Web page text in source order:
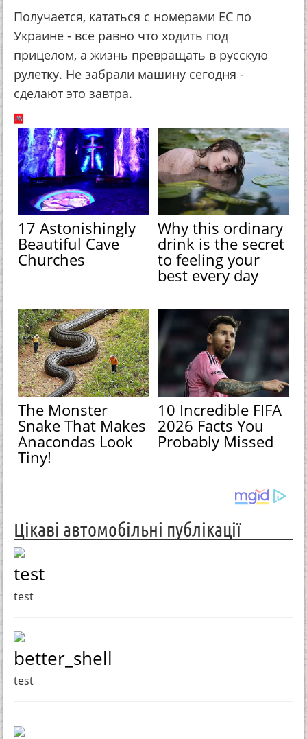
Получается, кататься с номерами ЕС по
Украине - все равно что ходить под
прицелом, а жизнь превращать в русскую
рулетку. Не забрали машину сегодня -
сделают это завтра.
17 Astonishingly
Beautiful Cave
Churches
Why this ordinary
drink is the secret
to feeling your
best every day
The Monster
Snake That Makes
Anacondas Look
Tiny!
10 Incredible FIFA
2026 Facts You
Probably Missed
Цікаві автомобільні публікації
test
test
better_shell
test